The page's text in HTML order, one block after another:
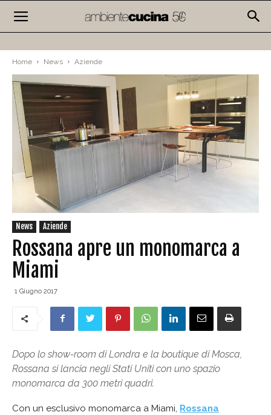
Home News Aziende
News Aziende
Rossana apre un monomarca a
Miami
1 Giugno 2017
Dopo lo show-room di Londra e la boutique di Mosca,
Rossana si lancia negli Stati Uniti con uno spazio
monomarca da 300 metri quadri.
Con un esclusivo monomarca a Miami, Rossana